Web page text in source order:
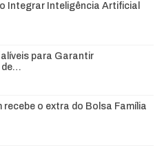
Integrar Inteligência Artificial
para Garantir
de…
recebe o extra do Bolsa Família